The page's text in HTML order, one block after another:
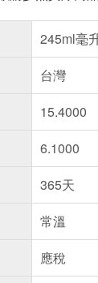
245ml毫
台灣
15.4000
6.1000
365天
常溫
應稅